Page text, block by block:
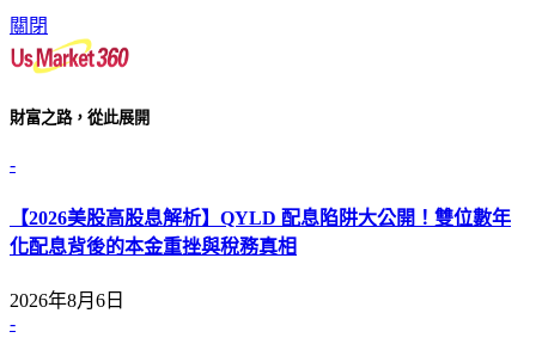
關閉
財富之路，從此展開
-
【2026美股高股息解析】QYLD 配息陷阱大公開！雙位數年
化配息背後的本金重挫與稅務真相
2026年8月6日
-